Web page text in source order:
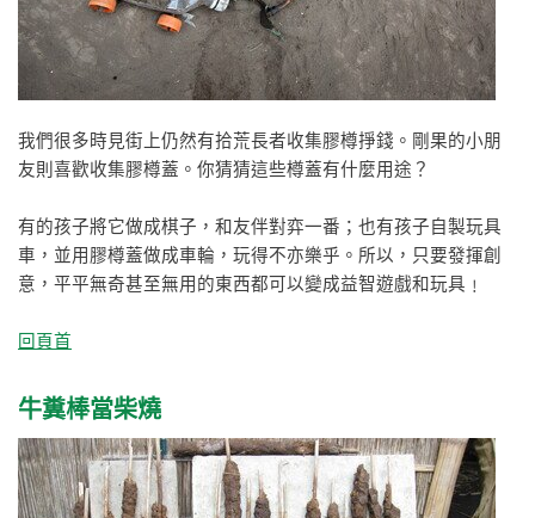
我們很多時見街上仍然有拾荒長者收集膠樽掙錢。剛果的小朋
友則喜歡收集膠樽蓋。你猜猜這些樽蓋有什麼用途？
有的孩子將它做成棋子，和友伴對弈一番；也有孩子自製玩具
車，並用膠樽蓋做成車輪，玩得不亦樂乎。所以，只要發揮創
意，平平無奇甚至無用的東西都可以變成益智遊戲和玩具﹗
回頁首
牛糞棒當柴燒